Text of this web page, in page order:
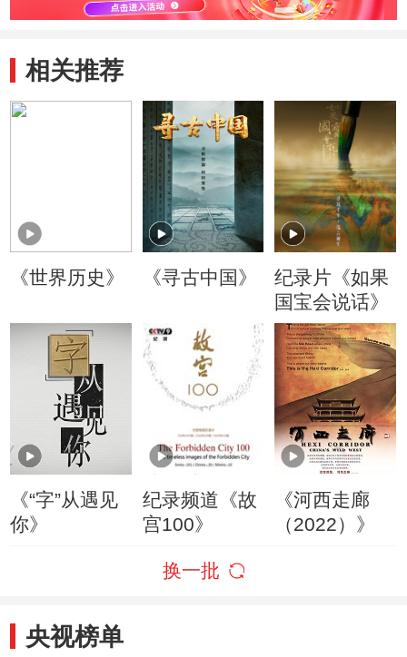
相关推荐
《世界历史》 《寻古中国》
纪录片《如果
国宝会说话》
《“字”从遇见
你》
纪录频道《故
宫100》
《河西走廊
（2022）》
换一批
央视榜单